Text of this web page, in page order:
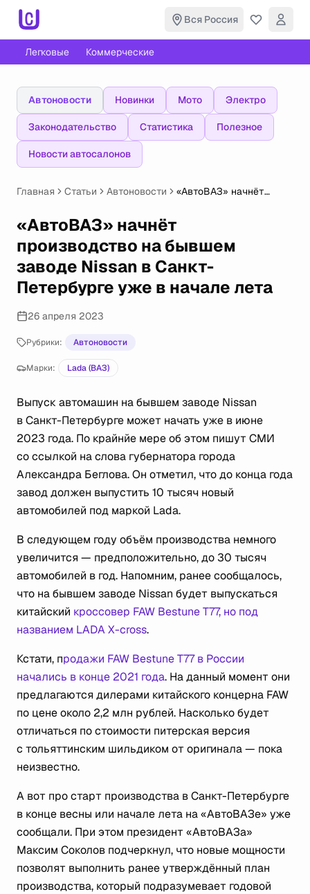
Вся Россия
Легковые Коммерческие
Автоновости Новинки Мото Электро
Законодательство Статистика Полезное
Новости автосалонов
Главная Статьи Автоновости
«АвтоВАЗ» начнёт
в начале лета
«АвтоВАЗ» начнёт
производство на бывшем
заводе Nissan в Санкт-
Петербурге уже в начале лета
26 апреля 2023
Рубрики: Автоновости
Марки: Lada (ВАЗ)
Выпуск автомашин на бывшем заводе Nissan
в Санкт-Петербурге может начать уже в июне
2023 года. По крайнйе мере об этом пишут СМИ
со ссылкой на слова губернатора города
Александра Беглова. Он отметил, что до конца года
завод должен выпустить 10 тысяч новый
автомобилей под маркой Lada.
В следующем году объём производства немного
увеличится — предположительно, до 30 тысяч
автомобилей в год. Напомним, ранее сообщалось,
что на бывшем заводе Nissan будет выпускаться
китайский кроссовер FAW Bestune T77, но под
названием LADA X-cross.
Кстати, продажи FAW Bestune T77 в России
начались в конце 2021 года. На данный момент они
предлагаются дилерами китайского концерна FAW
по цене около 2,2 млн рублей. Насколько будет
отличаться по стоимости питерская версия
с тольяттинским шильдиком от оригинала — пока
неизвестно.
А вот про старт производства в Санкт-Петербурге
в конце весны или начале лета на «АвтоВАЗе» уже
сообщали. При этом президент «АвтоВАЗа»
Максим Соколов подчеркнул, что новые мощности
позволят выполнить ранее утверждённый план
производства, который подразумевает годовой